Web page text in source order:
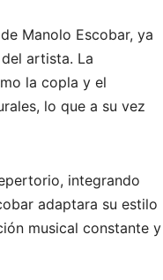
Manolo Escobar, ya
artista. La
la copla y el
lo que a su vez
integrando
adaptara su estilo
musical constante y